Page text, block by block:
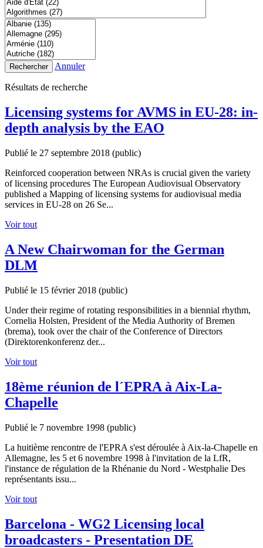
Rechercher Annuler
Résultats de recherche
Licensing systems for AVMS in EU-28: in-
depth analysis by the EAO
Publié le 27 septembre 2018 (public)
Reinforced cooperation between NRAs is crucial given the variety
of licensing procedures The European Audiovisual Observatory
published a Mapping of licensing systems for audiovisual media
services in EU-28 on 26 Se...
Voir tout
A New Chairwoman for the German
DLM
Publié le 15 février 2018 (public)
Under their regime of rotating responsibilities in a biennial rhythm,
Cornelia Holsten, President of the Media Authority of Bremen
(brema), took over the chair of the Conference of Directors
(Direktorenkonferenz der...
Voir tout
18ème réunion de l´EPRA à Aix-La-
Chapelle
Publié le 7 novembre 1998 (public)
La huitième rencontre de l'EPRA s'est déroulée à Aix-la-Chapelle en
Allemagne, les 5 et 6 novembre 1998 à l'invitation de la LfR,
l'instance de régulation de la Rhénanie du Nord - Westphalie Des
représentants issu...
Voir tout
Barcelona - WG2 Licensing local
broadcasters - Presentation DE